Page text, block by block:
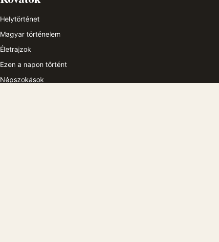
Helytörténet
Magyar történelem
Életrajzok
Ezen a napon történt
Népszokások